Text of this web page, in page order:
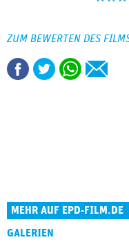
ZUM BEWERTEN DES
MEHR AUF EPD-FILM.DE
GALERIEN